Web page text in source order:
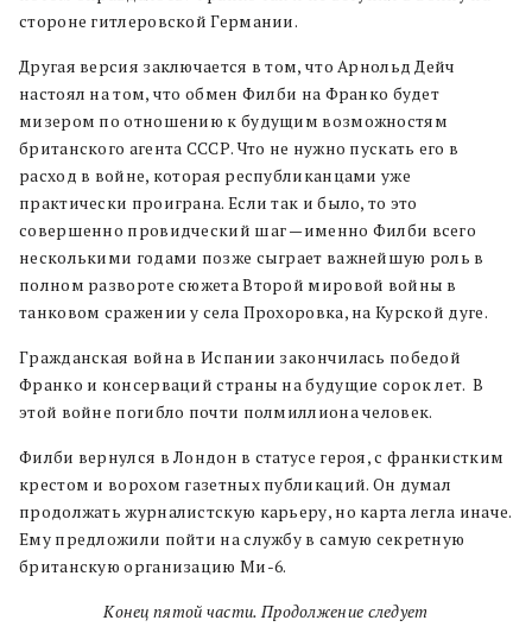
стороне гитлеровской Германии.
Другая версия заключается в том, что Арнольд Дейч
настоял на том, что обмен Филби на Франко будет
мизером по отношению к будущим возможностям
британского агента СССР. Что не нужно пускать его в
расход в войне, которая республиканцами уже
практически проиграна. Если так и было, то это
совершенно провидческий шаг —именно Филби всего
несколькими годами позже сыграет важнейшую роль в
полном развороте сюжета Второй мировой войны в
танковом сражении у села Прохоровка, на Курской дуге.
Гражданская война в Испании закончилась победой
Франко и консерваций страны на будущие сорок лет. В
этой войне погибло почти полмиллиона человек.
Филби вернулся в Лондон в статусе героя, с франкистким
крестом и ворохом газетных публикаций. Он думал
продолжать журналистскую карьеру, но карта легла иначе.
Ему предложили пойти на службу в самую секретную
британскую организацию Ми-6.
Конец пятой части. Продолжение следует